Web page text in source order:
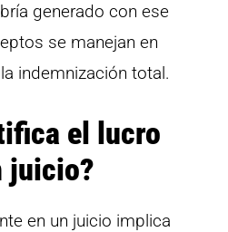
generado con ese
se manejan en
indemnización total.
el lucro
juicio?
en un juicio implica